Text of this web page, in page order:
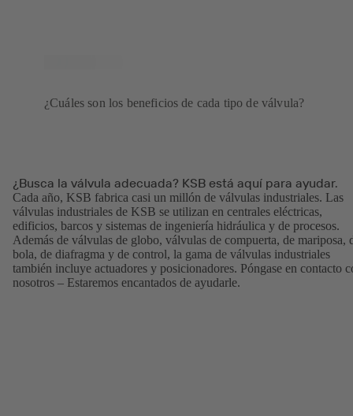
¿Cuáles son los beneficios de cada tipo de válvula?
¿Busca la válvula adecuada? KSB está aquí para ayudar.
Cada año, KSB fabrica casi un millón de válvulas industriales. Las
válvulas industriales de KSB se utilizan en centrales eléctricas,
edificios, barcos y sistemas de ingeniería hidráulica y de procesos.
Además de válvulas de globo, válvulas de compuerta, de mariposa,
bola, de diafragma y de control, la gama de válvulas industriales
también incluye actuadores y posicionadores. Póngase en contacto
nosotros – Estaremos encantados de ayudarle.